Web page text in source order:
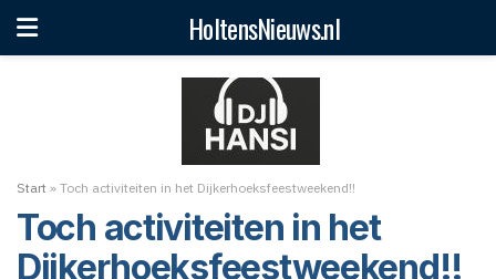
HoltensNieuws.nl
Start » Toch activiteiten in het Dijkerhoeksfeestweekend!!
Toch activiteiten in het
Dijkerhoeksfeestweekend!!